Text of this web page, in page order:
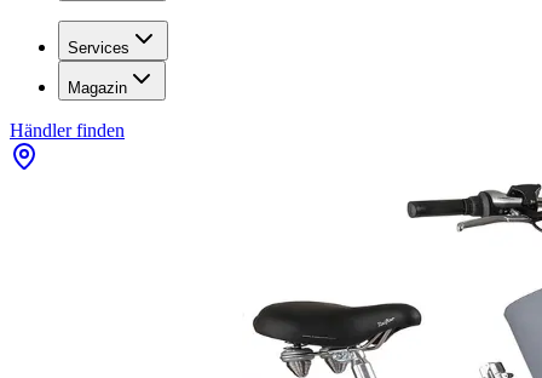
Services
Magazin
Händler finden